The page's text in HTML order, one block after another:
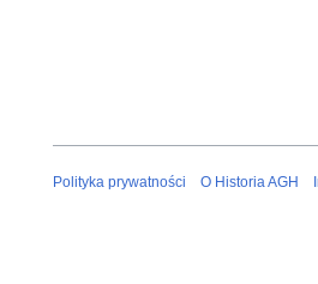
Polityka prywatności O Historia AGH